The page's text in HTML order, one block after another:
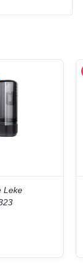
Leke